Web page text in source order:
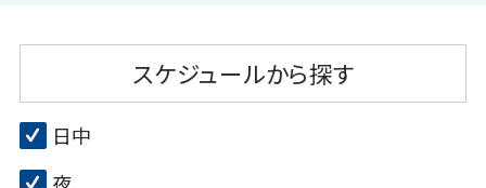
スケジュールから探す
日中
夜